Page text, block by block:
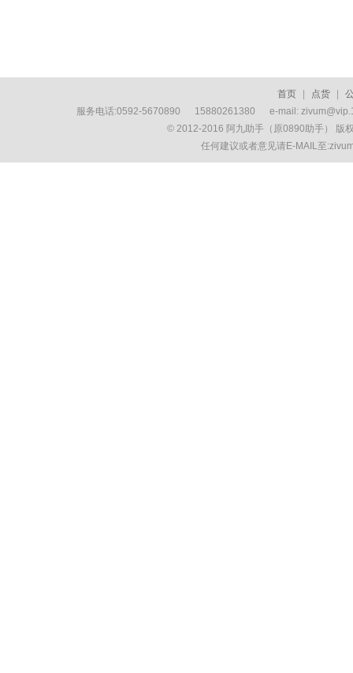
首页 点货
服务电话:0592-5670890 15880261380 e-mail:
© 2012-2016 阿九助手（原0890助手） 版
任何建议或者意见请E-MAIL至